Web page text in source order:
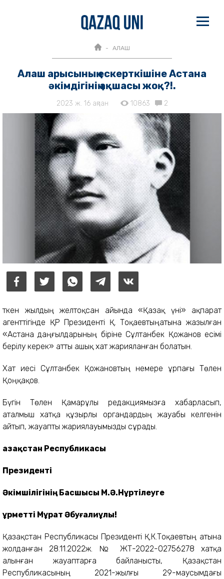
АЛАШ
Алаш арысының ескерткішіне Астана
әкімдігінің ақшасы жоқ?!.
2023 ж. 16 ақпан 10863 2
Өткен жылдың желтоқсан айында «Қазақ үні» ақпарат
агенттігінде ҚР Президенті Қ. Тоқаевтыңатына жазылған
«Астана даңғылдарының біріне Сұлтанбек Қожанов есімі
берілу керек» атты ашық хат жарияланған болатын.
Хат иесі Сұлтанбек Қожановтың немере ұрпағы Төлен
Қоңқақов.
Бүгін Төлен Қамарұлы редакциямызға хабарласып,
аталмыш хатқа құзырлы органдардың жауабы келгенін
айтып, жауапты жариялауымызды сұрады.
Қазақстан Республикасы
Президенті
Әкімшілігінің Басшысы М.Ә.Нұртілеуге
Құрметті Мұрат Әбуғалиұлы!
Қазақстан Республикасы Президенті Қ.К.Тоқаевтың атына
жолданған 28.11.2022ж. № ЖТ-2022-02756278 хатқа
алынған жауаптарға байланысты, Қазақстан
Республикасының 2021-жылғы 29-маусымдағы